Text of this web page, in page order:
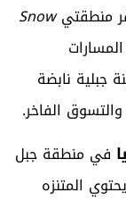
منطقتيSnow
جبلية نابضة
الفاخر.
في منطقة جبل
المتنزه